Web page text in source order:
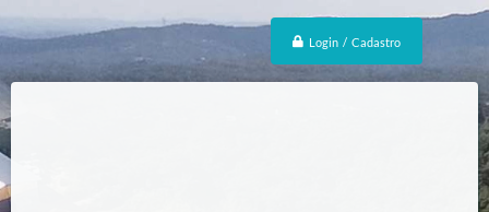
Login / Cadastro